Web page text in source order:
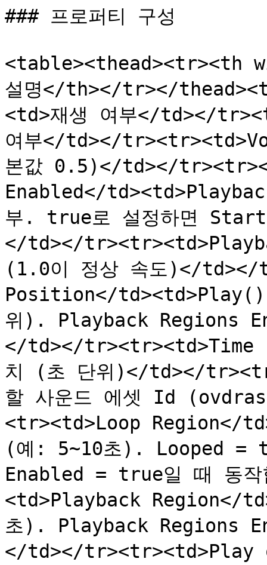
### 프로퍼티 구성
<table><thead><tr><th
설명</th></tr></
<td>재생 여부</td></
여부</td></
본값 0.5)</td></
Enabled</
부. true로 설정하면
</td></
(1.0이 정상 속도)</
Position</td><td>Play()
위). Playback Regions
</td></tr><tr><td>Time
치 (초 단위)</td></
할 사운드 에셋 Id
<tr><td>Loop Region</
(예: 5~10초). Looped =
Enabled = true일 때 동
<td>Playback Region</
초). Playback Regions
</td></tr><tr><td>Play